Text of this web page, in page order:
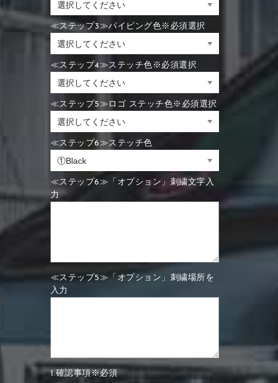
≪ステップ3≫パイピング色※必須選択
≪ステップ4≫ステッチ色※必須選択
≪ステップ5≫ロゴ ステッチ色※必須選択
≪ステップ6≫ステッチ色
≪ステップ6≫「オプション」刺繍文字入
力
≪ステップ5≫「オプション」刺繍場所を
入力
1.確認事項※必須